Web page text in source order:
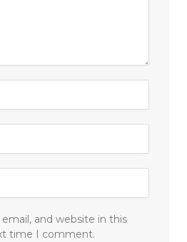
and website in this
time I comment.